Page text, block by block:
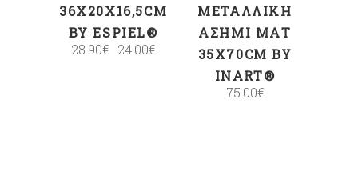
36X20X16,5CM
BY ESPIEL®
28.90€ 24.00€
ΜΕΤΑΛΛΙΚΉ
ΑΣΗΜΊ ΜΑΤ
35X70CM BY
INART®
75.00€